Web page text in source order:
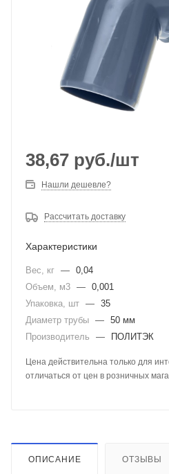
38,67 руб./шт
Нашли дешевле?
Рассчитать доставку
Характеристики
Вес, кг — 0,04
Объем, м3 — 0,001
Упаковка, шт — 35
Диаметр трубы — 50 мм
Производитель
— ПОЛИТЭК
Цена действительна только для
отличаться от цен в розничных
ОПИСАНИЕ ОТЗЫВЫ